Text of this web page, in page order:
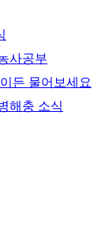
사공부
든 물어보세요
해충 소식